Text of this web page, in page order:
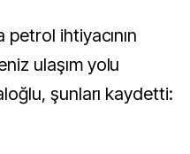
petrol ihtiyacının
ulaşım yolu
şunları kaydetti: